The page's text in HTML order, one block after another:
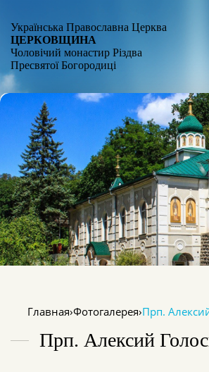
Українська Православна Церква
ЦЕРКОВЩИНА
Чоловічий монастир Різдва
Пресвятої Богородиці
Главная›Фотогалерея›Прп.
Прп. Алексий